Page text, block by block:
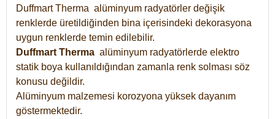
Duffmart Therma alüminyum radyatörler değişik
renklerde üretildiğinden bina içerisindeki dekorasyona
uygun renklerde temin edilebilir.
Duffmart Therma alüminyum radyatörlerde elektro
statik boya kullanıldığından zamanla renk solması söz
konusu değildir.
Alüminyum malzemesi korozyona yüksek dayanım
göstermektedir.